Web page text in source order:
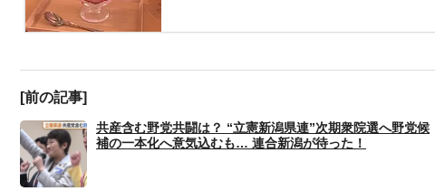
[前の記事]
共産含む野党共闘は？ “立憲新潟県連”次期衆院選へ野党候
補の一本化へ意気込むも… 連合新潟が待った！